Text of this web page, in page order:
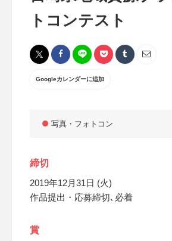
トコンテスト
Googleカレンダーに追加
写真・フォトコン
締切
2019年12月31日 (火)
作品提出・応募締切､必着
賞